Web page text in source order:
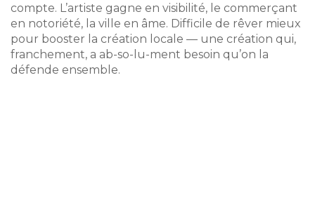
compte. L’artiste gagne en visibilité, le commerçant
en notoriété, la ville en âme. Difficile de rêver mieux
pour booster la création locale — une création qui,
franchement, a ab-so-lu-ment besoin qu’on la
défende ensemble.